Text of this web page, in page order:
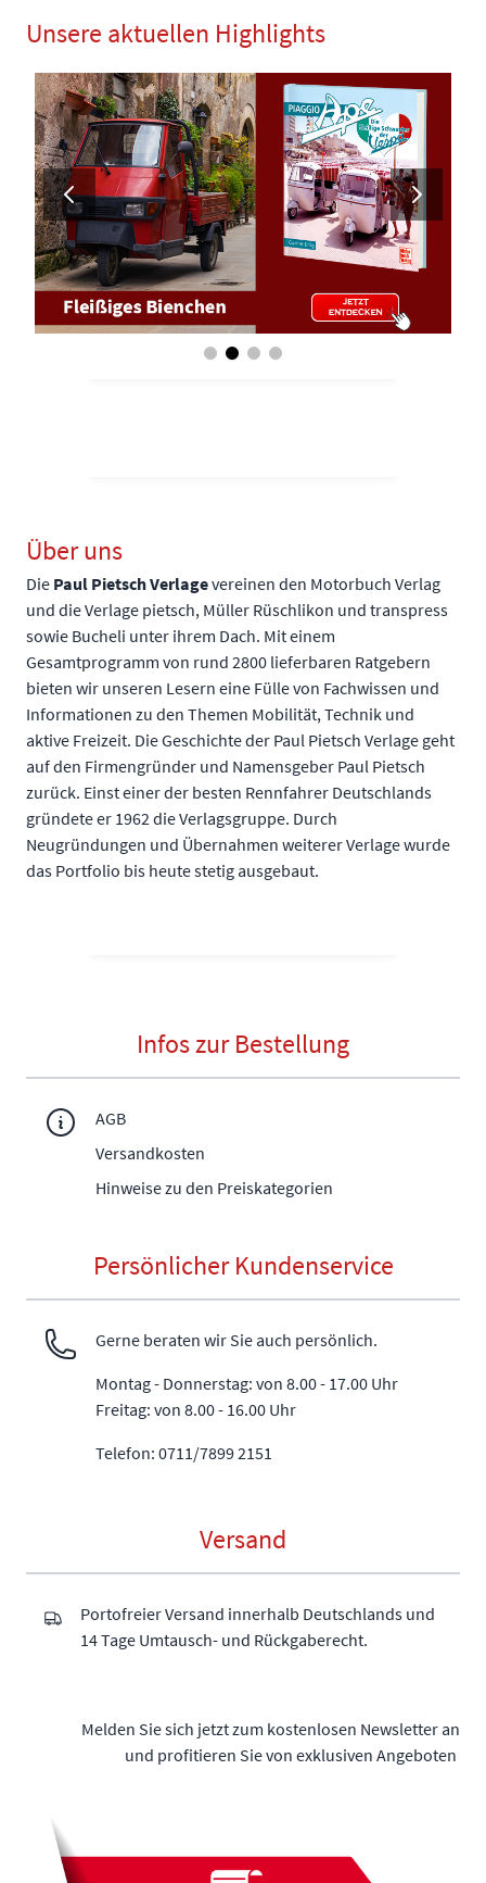
Unsere aktuellen Highlights
Über uns
Die Paul Pietsch Verlagevereinen den Motorbuch Verlag
und die Verlage pietsch, Müller Rüschlikon und transpress
sowie Bucheli unter ihrem Dach. Mit einem
Gesamtprogramm von rund 2800 lieferbaren Ratgebern
bieten wir unseren Lesern eine Fülle von Fachwissen und
Informationen zu den Themen Mobilität, Technik und
aktive Freizeit. Die Geschichte der Paul Pietsch Verlage geht
auf den Firmengründer und Namensgeber Paul Pietsch
zurück. Einst einer der besten Rennfahrer Deutschlands
gründete er 1962 die Verlagsgruppe. Durch
Neugründungen und Übernahmen weiterer Verlage wurde
das Portfolio bis heute stetig ausgebaut.
Infos zur Bestellung
AGB
Versandkosten
Hinweise zu den Preiskategorien
Persönlicher Kundenservice
Gerne beraten wir Sie auch persönlich.
Montag - Donnerstag: von 8.00 - 17.00 Uhr
Freitag: von 8.00 - 16.00 Uhr
Telefon: 0711/7899 2151
Versand
Portofreier Versand innerhalb Deutschlands und
14 Tage Umtausch- und Rückgaberecht.
Melden Sie sich jetzt zum kostenlosen Newsletter an
und profitieren Sie von exklusiven Angeboten